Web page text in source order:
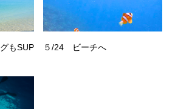
もSUP
５/24 ビーチへ